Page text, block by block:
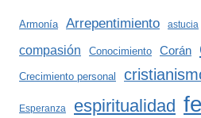
Armonía Arrepentimiento astucia
compasión Conocimiento Corán
Crecimiento personal
Esperanza espiritualidad fe